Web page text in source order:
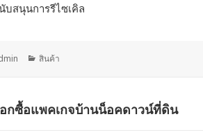
สนุนการรีไซเคิล
Categories
สินค้า
กซื้อแพคเกจบ้านน็อคดาวน์ที่ดิน